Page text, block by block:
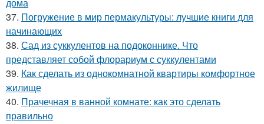
37. Погружение в мир пермакультуры: лучшие книги для
начинающих
38. Сад из суккулентов на подоконнике. Что
представляет собой флорариум с суккулентами
39. Как сделать из однокомнатной квартиры комфортное
жилище
40. Прачечная в ванной комнате: как это сделать
правильно